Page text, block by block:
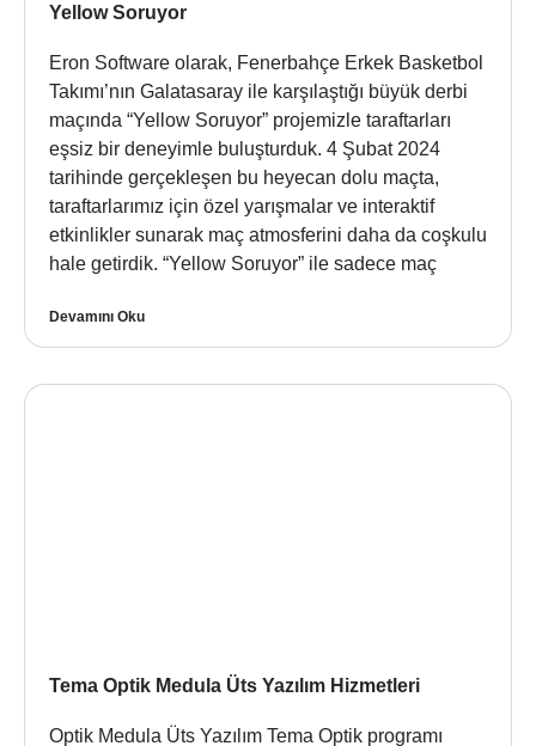
Yellow Soruyor
Eron Software olarak, Fenerbahçe Erkek Basketbol
Takımı’nın Galatasaray ile karşılaştığı büyük derbi
maçında “Yellow Soruyor” projemizle taraftarları
eşsiz bir deneyimle buluşturduk. 4 Şubat 2024
tarihinde gerçekleşen bu heyecan dolu maçta,
taraftarlarımız için özel yarışmalar ve interaktif
etkinlikler sunarak maç atmosferini daha da coşkulu
hale getirdik. “Yellow Soruyor” ile sadece maç
Devamını Oku
Tema Optik Medula Üts Yazılım Hizmetleri
Optik Medula Üts Yazılım Tema Optik programı